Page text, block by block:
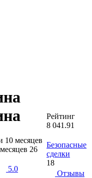
10 месяцев
26
5.0
Рейтинг
8 041.91
Безопасные
сделки
18
Отзывы